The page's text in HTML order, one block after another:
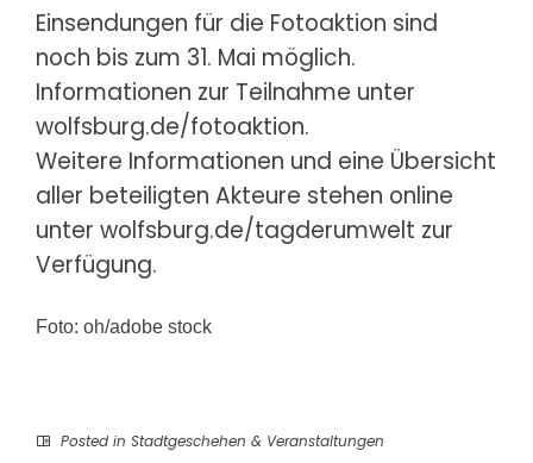
Einsendungen für die Fotoaktion sind
noch bis zum 31. Mai möglich.
Informationen zur Teilnahme unter
wolfsburg.de/fotoaktion.
Weitere Informationen und eine Übersicht
aller beteiligten Akteure stehen online
unter wolfsburg.de/tagderumwelt zur
Verfügung.
Foto: oh/adobe stock
Posted in Stadtgeschehen & Veranstaltungen